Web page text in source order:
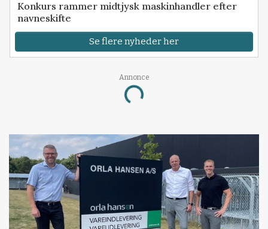
Konkurs rammer midtjysk maskinhandler efter
navneskifte
Se flere nyheder her
Annonce
Loading...